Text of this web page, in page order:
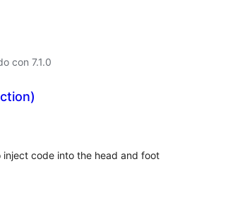
con 7.1.0
inject code into the head and foot